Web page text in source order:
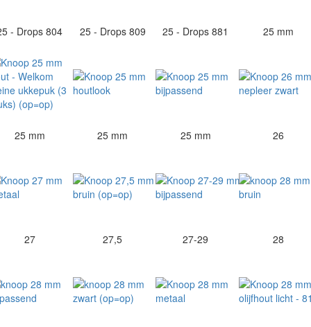
- Drops 804 25 - Drops 809 25 - Drops 881 25 mm
25 mm 25 mm 25 mm 26
27 27,5 27-29 28